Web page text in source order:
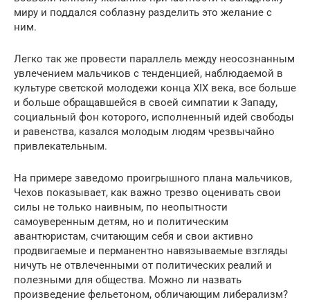
миру и поддался соблазну разделить это желание с
ним.
Легко так же провести параллель между неосознанным
увлечением мальчиков с тенденцией, наблюдаемой в
культуре светской молодежи конца XIX века, все больше
и больше обращавшейся в своей симпатии к Западу,
социальный фон которого, исполненный идей свободы
и равенства, казался молодым людям чрезвычайно
привлекательным.
На примере заведомо проигрышного плана мальчиков,
Чехов показывает, как важно трезво оценивать свои
силы не только наивным, по неопытности
самоуверенным детям, но и политическим
авантюристам, считающим себя и свои активно
продвигаемые и перманентно навязываемые взгляды
ничуть не отвлеченными от политических реалий и
полезными для общества. Можно ли назвать
произведение фельетоном, обличающим либерализм?